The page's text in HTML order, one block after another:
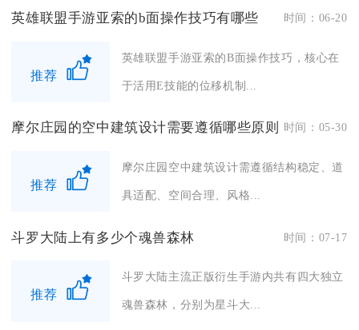
英雄联盟手游亚索的b面操作技巧有哪些 时间：06-20
推荐
英雄联盟手游亚索的B面操作技巧，核心在
于活用E技能的位移机制...
摩尔庄园的空中建筑设计需要遵循哪些原则 时间：05-30
推荐
摩尔庄园空中建筑设计需遵循结构稳定、道
具适配、空间合理、风格...
斗罗大陆上有多少个魂兽森林 时间：07-17
推荐
斗罗大陆主流正版衍生手游内共有四大独立
魂兽森林，分别为星斗大...